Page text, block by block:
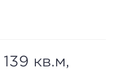
кв.м,